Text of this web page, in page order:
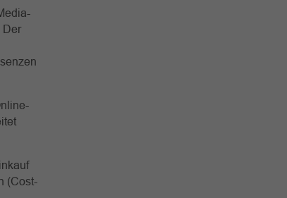
Der
(Cost-